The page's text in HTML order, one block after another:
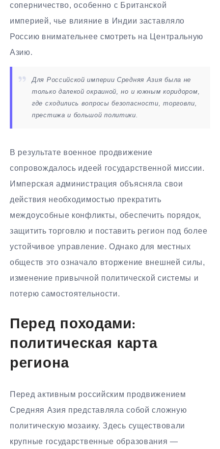
соперничество, особенно с Британской
империей, чье влияние в Индии заставляло
Россию внимательнее смотреть на Центральную
Азию.
Для Российской империи Средняя Азия была не
только далекой окраиной, но и южным коридором,
где сходились вопросы безопасности, торговли,
престижа и большой политики.
В результате военное продвижение
сопровождалось идеей государственной миссии.
Имперская администрация объясняла свои
действия необходимостью прекратить
междоусобные конфликты, обеспечить порядок,
защитить торговлю и поставить регион под более
устойчивое управление. Однако для местных
обществ это означало вторжение внешней силы,
изменение привычной политической системы и
потерю самостоятельности.
Перед походами:
политическая карта
региона
Перед активным российским продвижением
Средняя Азия представляла собой сложную
политическую мозаику. Здесь существовали
крупные государственные образования —